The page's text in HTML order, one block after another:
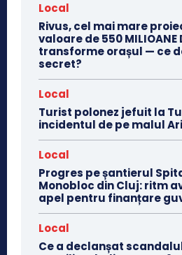
Local
Rivus, cel mai mare
valoare de 550 MILIOANE
transforme orașul — ce
secret?
Local
Turist polonez jefuit la
incidentul de pe malul
Local
Progres pe șantierul
Monobloc din Cluj: ritm
apel pentru finanțare
Local
Ce a declanșat